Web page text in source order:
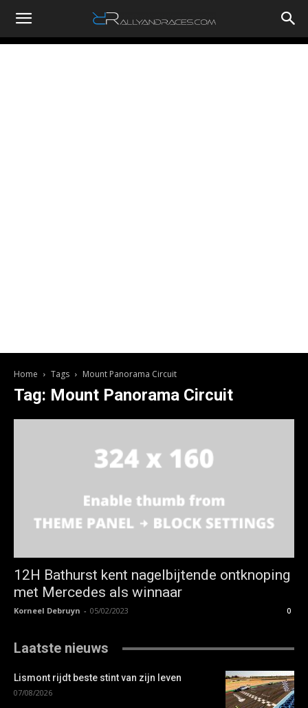
RallyandRaces.com
Home Tags Mount Panorama Circuit
Tag: Mount Panorama Circuit
12H Bathurst kent nagelbijtende ontknoping
met Mercedes als winnaar
Korneel Debruyn - 05/02/2023 0
Laatste nieuws
Lismont rijdt beste stint van zijn leven
07/08/2026